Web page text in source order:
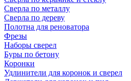
Сверла по металлу
Сверла по дереву
Полотна для реноватора
Фрезы
Наборы сверел
Буры по бетону
Коронки
Удлинители для коронок и сверел